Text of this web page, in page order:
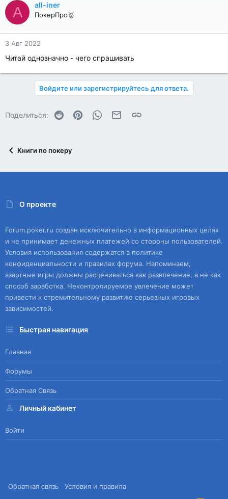
A all-iner
ПокерПро🥈
3 Авг 2022
Читай однозначно - чего спрашивать
Войдите или зарегистрируйтесь для ответа.
Поделиться: Reddit PinterestWhatsAppЭлектронная почта
Ссылка
Книги по покеру
О проекте
Forum.poker.ru создан исключительно в информационных целях
и не принимает денежных платежей со стороны пользователей.
Условия использования содержатся в политике
конфиденциальности и правилах форума. Напоминаем,
азартные игры должны расцениваться как развлечение, а не как
способ заработка. Неконтролируемое увлечение может
привести к стремительному развитию серьезных игровых
зависимостей.
Быстрая навигация
Главная
Форумы
Обратная Связь
Личный кабинет
Войти
Обратная связь
Условия и правила